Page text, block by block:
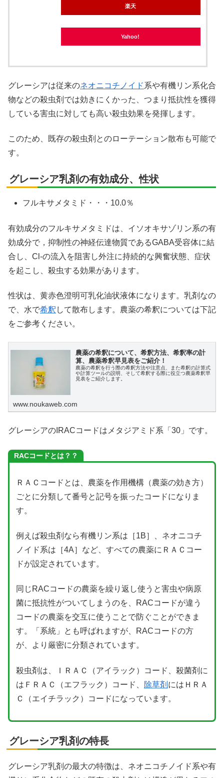
楽天
Yahoo!
グレーシアは従来のネオニコチノイド系や有機リン系化合
物などの殺虫剤では効きにくかった、つまり抵抗性を獲得
している害虫に対しても高い殺虫効果を発揮します。
このため、既存の殺虫剤とのローテーション散布も可能で
す。
グレーシア乳剤の有効成分、性状
フルキサメタミド・・・10.0％
有効成分のフルキサメタミドは、イソオキサゾリン系の有
効成分で，抑制性の神経伝達物質であるGABA受容体に結
合し、Cl-の流入を阻害し外注に持続的な興奮状態、症状
を起こし、殺虫する効果があります。
性状は、黄赤色澄明可乳化油状液体になります。乳剤なの
で、水で希釈 して散布します。農薬の希釈については下記
をご参考ください。
農薬の希釈について、希釈方法、希釈率の計
算、農薬希釈早見表をご紹介！
農薬の希釈を行う際の希釈方法や注意点、また希釈の計算式
や計算ツールの説明、そして希釈する際に役立つ農薬希釈早
見表をご紹介します。
www.noukaweb.com
グレーシアのIRACコードはメタジアミド系「30」です。
RACコードとは？？
ＲＡＣコードとは、農薬を作用機構（農薬の効き方）
ごとに分類して番号と記号を振ったコードになりま
す。
例えば殺虫剤なら有機リン系は［1B］、ネオニコチ
ノイド系は［4A］など、すべての農薬にＲＡＣコー
ドが設定されています。
同じRACコードの農薬を繰り返し使うと害虫や病原
菌に抵抗性がついてしまうのを、RACコードが違う
コードの農薬を交互に使うことで防ぐことができま
す。「系統」とも呼ばれますが、RACコードの方
が、より厳密に分類されています。
殺虫剤は、ＩＲＡＣ（アイラック）コード、殺菌剤に
はＦＲＡＣ（エフラック）コード、
除草剤 にはＨＲＡ
Ｃ（エイチラック）コードになっています。
グレーシア乳剤の特長
グレーシア乳剤の最大の特徴は、ネオニコチノイド系や有